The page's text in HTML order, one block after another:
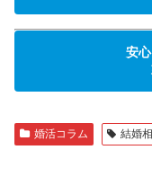
安
婚活コラム 結婚